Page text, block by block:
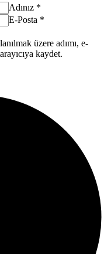
Adınız *
E-Posta *
üzere adımı, e-
kaydet.